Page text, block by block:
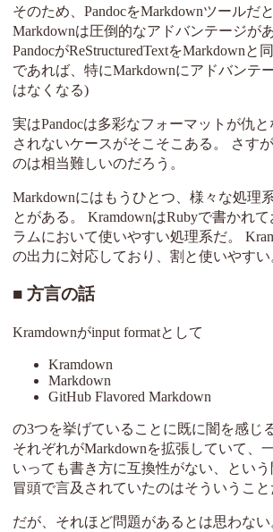
そのため、PandocをMarkdownツールだ
Markdownは圧倒的なアドバンテージが
PandocがReStructuredTextをMarkdownと
であれば、特にMarkdownにアドバンテ
はなくなる)
実はPandocは多彩なフォーマットが仇
されないケースがそこそこある。 さす
のは相当難しいのだろう。
Markdownにはもうひとつ、様々な処理
とがある。 KramdownはRubyで書かれ
ラムにおいて使いやすい処理系だ。
の出力に対応しており、割と使いやすい
方言の話
Kramdownがinput formatとして
Kramdown
Markdown
GitHub Flavored Markdown
の3つを挙げていることに既に闇を感じ
それぞれがMarkdownを拡張していて、
いっても書き方に互換性がない、という
冒頭で言及されていたのはそういうこと
だが、それほど問題があるとは思わない